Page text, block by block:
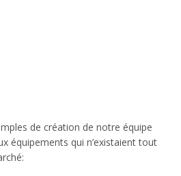
de création de notre équipe
équipements qui n’existaient tout